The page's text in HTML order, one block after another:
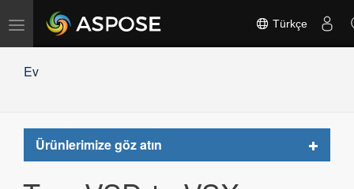
Gezinmeyi
Türkçe
Ev
Ürünlerimize göz atın
Toggle